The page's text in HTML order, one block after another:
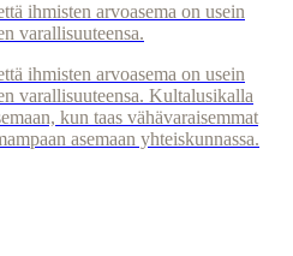
ihmisten arvoasema on usein
varallisuuteensa.
ihmisten arvoasema on usein
varallisuuteensa. Kultalusikalla
kun taas vähävaraisemmat
asemaan yhteiskunnassa.